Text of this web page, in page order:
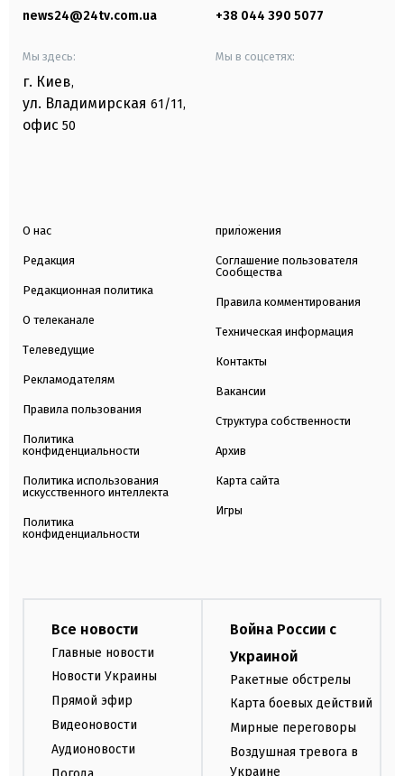
news24@24tv.com.ua +38 044 390 5077
Мы здесь:
г. Киев,
ул. Владимирская 61/11,
офис 50
Мы в соцсетях:
О нас
Редакция
Редакционная политика
О телеканале
Телеведущие
Рекламодателям
Правила пользования
Политика
конфиденциальности
Политика использования
искусственного интеллекта
Политика
конфиденциальности
приложения
Соглашение пользователя
Сообщества
Правила комментирования
Техническая информация
Контакты
Вакансии
Структура собственности
Архив
Карта сайта
Игры
Все новости
Главные новости
Новости Украины
Прямой эфир
Видеоновости
Аудионовости
Война России с
Украиной
Ракетные обстрелы
Карта боевых действий
Мирные переговоры
Воздушная тревога в
Украине